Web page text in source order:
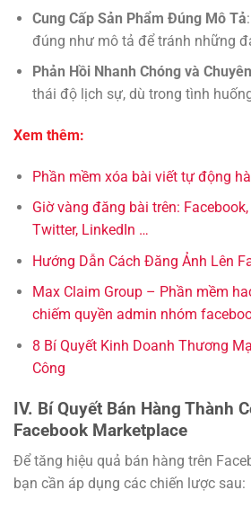
Cung Cấp Sản Phẩm Đúng Mô Tả
đúng như mô tả để tránh những
Phản Hồi Nhanh Chóng và
thái độ lịch sự, dù trong tình
Xem thêm:
Phần mềm xóa bài viết tự động
Giờ vàng đăng bài trên:
Twitter, LinkedIn …
Hướng Dẫn Cách Đăng Ảnh Lên
Max Claim Group – Phần mềm
chiếm quyền admin nhóm
8 Bí Quyết Kinh Doanh Thương
Công
IV. Bí Quyết Bán Hàng Thành
Facebook Marketplace
Để tăng hiệu quả bán hàng trên
bạn cần áp dụng các chiến lược sau: